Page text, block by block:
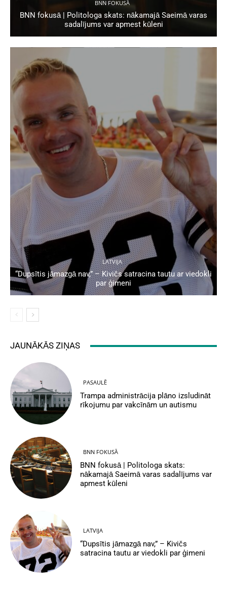
BNN FOKUSĀ
BNN fokusā | Politologa skats: nākamajā Saeimā varas
sadalījums var apmest kūleni
LATVIJA
“Dupsītis jāmazgā nav,” – Kivičs satracina tautu ar viedokli
par ģimeni
JAUNĀKĀS ZIŅAS
PASAULĒ
Trampa administrācija plāno izsludināt
rīkojumu par vakcīnām un autismu
BNN FOKUSĀ
BNN fokusā | Politologa skats:
nākamajā Saeimā varas sadalījums var
apmest kūleni
LATVIJA
“Dupsītis jāmazgā nav,” – Kivičs
satracina tautu ar viedokli par ģimeni